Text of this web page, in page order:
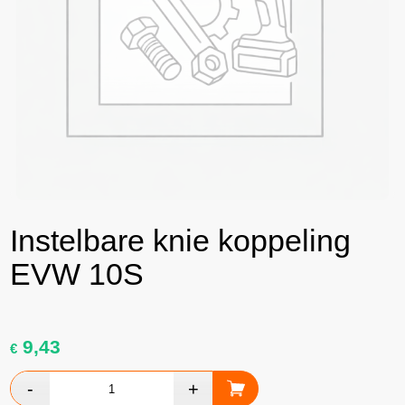
Instelbare knie koppeling
EVW 10S
€ 9,43